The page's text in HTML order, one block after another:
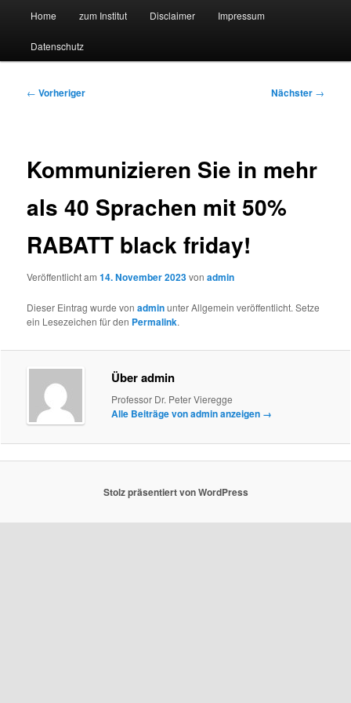
Suchmaschine Forschung und
Technologie
Zum
primären
Zum
sekundären
Home zum Institut Disclaimer Impressum
Datenschutz
Beitragsnavigation
← Vorheriger Nächster →
Kommunizieren Sie in mehr
als 40 Sprachen mit 50%
RABATT black friday!
Veröffentlicht am14. November 2023vonadmin
Dieser Eintrag wurde vonadminunter Allgemein veröffentlicht. Setze
ein Lesezeichen für den Permalink.
Über admin
Professor Dr. Peter Vieregge
Alle Beiträge von admin anzeigen →
Stolz präsentiert von WordPress